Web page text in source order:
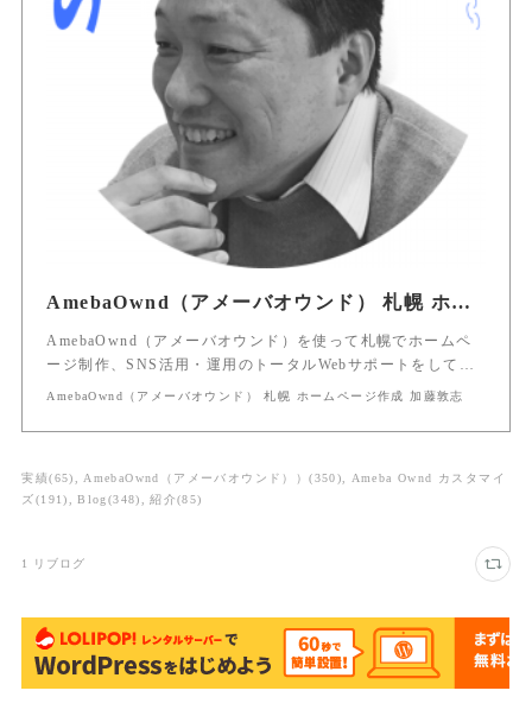
AmebaOwnd（アメーバオウンド） 札幌 ホームページ作成 加藤敦志
AmebaOwnd（アメーバオウンド）を使って札幌でホームペ
ージ制作、SNS活用・運用のトータルWebサポートをして…
AmebaOwnd（アメーバオウンド） 札幌 ホームページ作成 加藤敦志
実績(65) AmebaOwnd（アメーバオウンド））(350)
Ameba Ownd カスタマイ
ズ(191) Blog (348) 紹介(85)
1 リブログ